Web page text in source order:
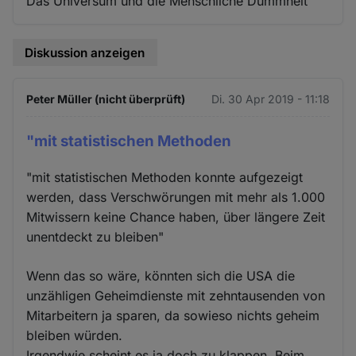
Diskussion anzeigen
Peter Müller (nicht überprüft) Di. 30 Apr 2019 - 11:18
"mit statistischen Methoden
"mit statistischen Methoden konnte aufgezeigt
werden, dass Verschwörungen mit mehr als 1.000
Mitwissern keine Chance haben, über längere Zeit
unentdeckt zu bleiben"
Wenn das so wäre, könnten sich die USA die
unzähligen Geheimdienste mit zehntausenden von
Mitarbeitern ja sparen, da sowieso nichts geheim
bleiben würden.